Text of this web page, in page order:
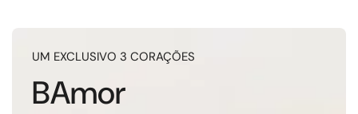
UM EXCLUSIVO 3 CORAÇÕES
BAmor